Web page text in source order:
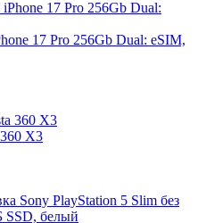
17 Pro 256Gb Dual: eSIM,
X3